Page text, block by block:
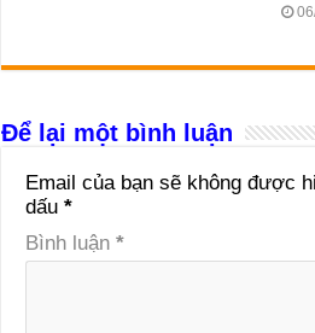
Để lại một bình luận
Email của bạn sẽ không được
dấu *
Bình luận *